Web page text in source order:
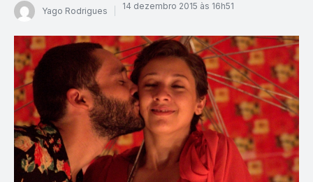
Yago Rodrigues 14 dezembro 2015 às 16h51